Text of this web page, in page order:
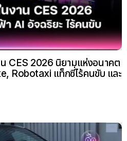
น CES 2026 นิยามแห่งอนาคต
Robotaxi แท็กซี่ไร้คนขับ และ